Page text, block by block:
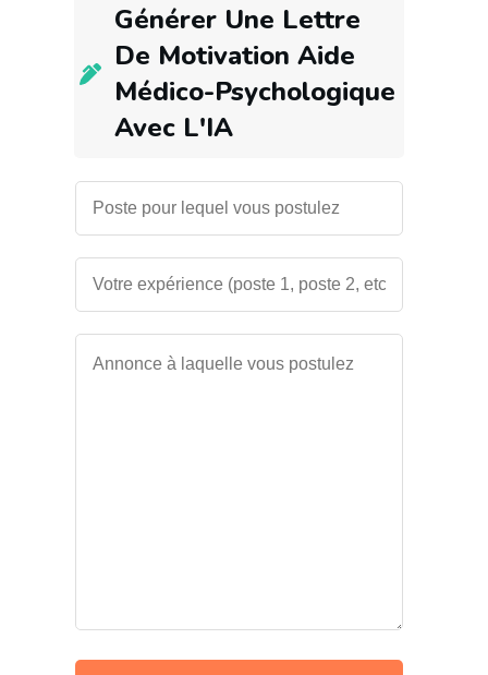
Générer Une Lettre
De Motivation Aide
Médico-Psychologique
Avec L'IA